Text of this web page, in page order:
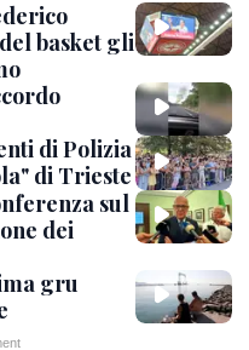
basket gli
di Polizia
di Trieste
sul
dei
gru